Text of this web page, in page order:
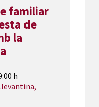
familiar
de
la
h